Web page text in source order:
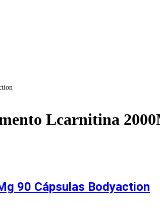
Lcarnitina
90 Cápsulas Bodyaction